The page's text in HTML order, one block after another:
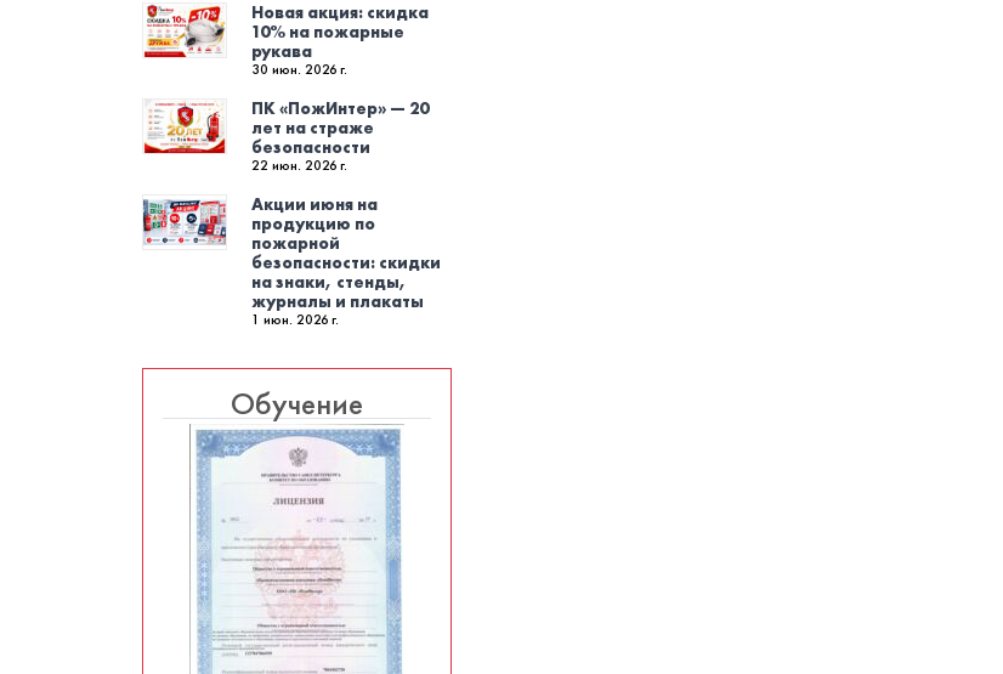
Новая акция: скидка
10% на пожарные
рукава
30 июн. 2026 г.
ПК «ПожИнтер» — 20
лет на страже
безопасности
22 июн. 2026 г.
Акции июня на
продукцию по
пожарной
безопасности: скидки
на знаки, стенды,
журналы и плакаты
1 июн. 2026 г.
Обучение